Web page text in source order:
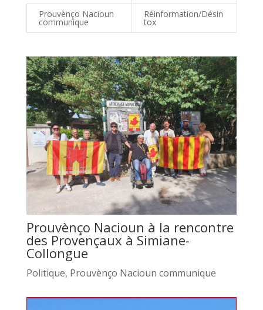
Prouvènço Nacioun
communique
Réinformation/Désin
tox
Prouvènço Nacioun à la rencontre
des Provençaux à Simiane-
Collongue
Politique, Prouvènço Nacioun communique